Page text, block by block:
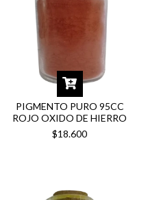
PIGMENTO PURO 95CC
ROJO OXIDO DE HIERRO
$18.600